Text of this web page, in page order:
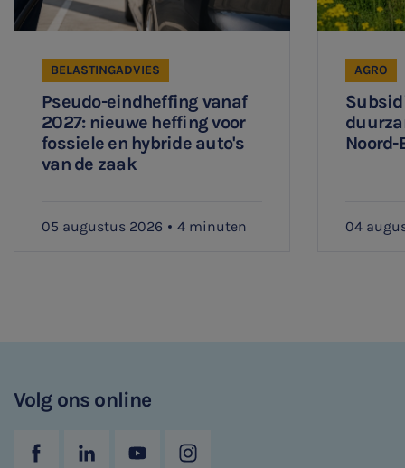
Pseudo-eindheffing vanaf
2027: nieuwe heffing voor
fossiele en hybride auto's
van de zaak
BELASTINGADVIES
05 augustus 2026 4 minuten
AGRO
04
Volg ons online